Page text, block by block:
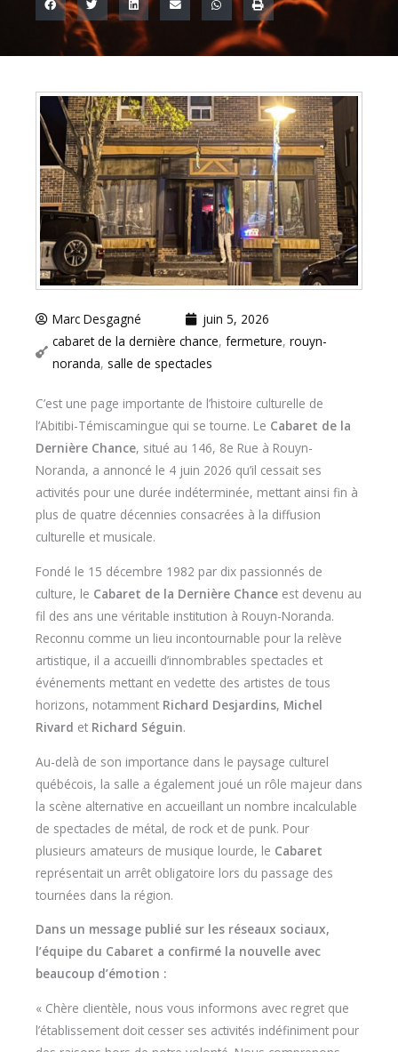
Marc Desgagné
juin 5, 2026
cabaret de la dernière chance, fermeture, rouyn-
noranda, salle de spectacles
C’est une page importante de l’histoire culturelle de
l’Abitibi-Témiscamingue qui se tourne. Le Cabaret de la
Dernière Chance, situé au 146, 8e Rue à Rouyn-
Noranda, a annoncé le 4 juin 2026 qu’il cessait ses
activités pour une durée indéterminée, mettant ainsi fin à
plus de quatre décennies consacrées à la diffusion
culturelle et musicale.
Fondé le 15 décembre 1982 par dix passionnés de
culture, le Cabaret de la Dernière Chance est devenu au
fil des ans une véritable institution à Rouyn-Noranda.
Reconnu comme un lieu incontournable pour la relève
artistique, il a accueilli d’innombrables spectacles et
événements mettant en vedette des artistes de tous
horizons, notamment Richard Desjardins, Michel
Rivard et Richard Séguin.
Au-delà de son importance dans le paysage culturel
québécois, la salle a également joué un rôle majeur dans
la scène alternative en accueillant un nombre incalculable
de spectacles de métal, de rock et de punk. Pour
plusieurs amateurs de musique lourde, le Cabaret
représentait un arrêt obligatoire lors du passage des
tournées dans la région.
Dans un message publié sur les réseaux sociaux,
l’équipe du Cabaret a confirmé la nouvelle avec
beaucoup d’émotion :
« Chère clientèle, nous vous informons avec regret que
l’établissement doit cesser ses activités indéfiniment pour